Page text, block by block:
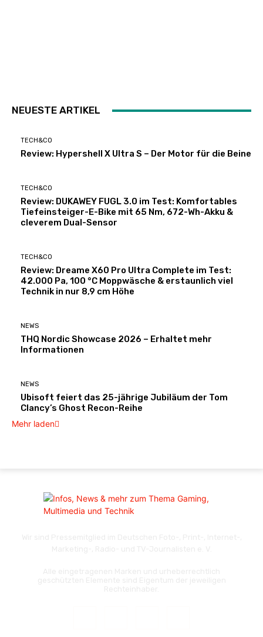
NEUESTE ARTIKEL
TECH&CO
Review: Hypershell X Ultra S – Der Motor für die Beine
TECH&CO
Review: DUKAWEY FUGL 3.0 im Test: Komfortables
Tiefeinsteiger-E-Bike mit 65 Nm, 672-Wh-Akku &
cleverem Dual-Sensor
TECH&CO
Review: Dreame X60 Pro Ultra Complete im Test:
42.000 Pa, 100 °C Moppwäsche & erstaunlich viel
Technik in nur 8,9 cm Höhe
NEWS
THQ Nordic Showcase 2026 – Erhaltet mehr
Informationen
NEWS
Ubisoft feiert das 25-jährige Jubiläum der Tom
Clancy’s Ghost Recon-Reihe
Mehr laden